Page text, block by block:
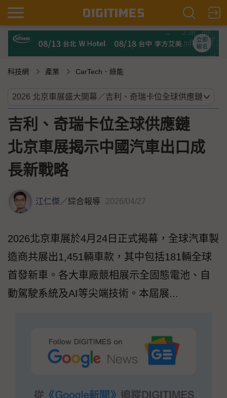
科技網 產業 CarTech．綠能
吉利、奇瑞卡位全球供應鏈
北京車展揭示中國汽車出口成
長新戰略
江仁傑／綜合報導 2026/04/27
2026北京車展於4月24日正式揭幕，全球汽車製
造商共展出1,451輛車款，其中包括181輛全球
首發新車。各大車廠競相展示全固態電池、自
動駕駛系統及AI等尖端技術。本屆展...